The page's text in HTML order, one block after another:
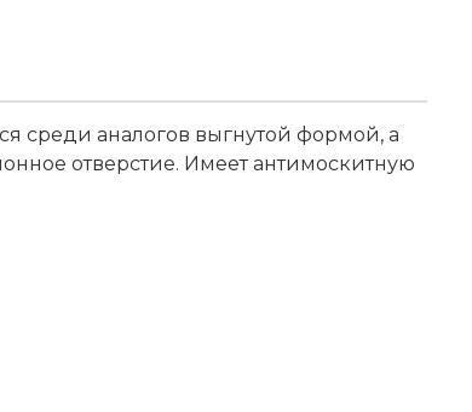
среди аналогов выгнутой формой, а
отверстие. Имеет антимоскитную